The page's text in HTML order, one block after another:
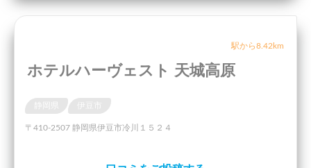
駅から8.42km
ホテルハーヴェスト 天城高原
〒410-2507 静岡県伊豆市冷川１５２４